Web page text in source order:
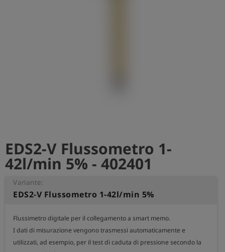
EDS2-V Flussometro 1-
42l/min 5% - 402401
Variante:
EDS2-V Flussometro 1-42l/min 5%
Flussimetro digitale per il collegamento a smart memo.
I dati di misurazione vengono trasmessi automaticamente e
utilizzati, ad esempio, per il test di caduta di pressione secondo la